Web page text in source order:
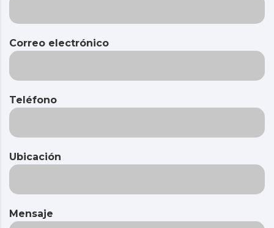
Correo electrónico
Teléfono
Ubicación
Mensaje